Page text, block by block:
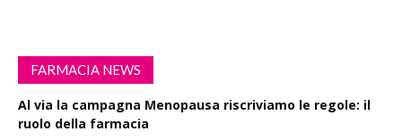
FARMACIA NEWS
Al via la campagna Menopausa riscriviamo le regole: il
ruolo della farmacia